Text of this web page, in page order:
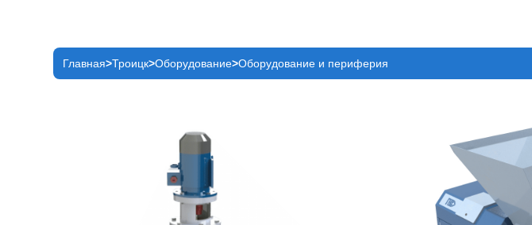
Главная Троицк Оборудование Оборудование и периферия